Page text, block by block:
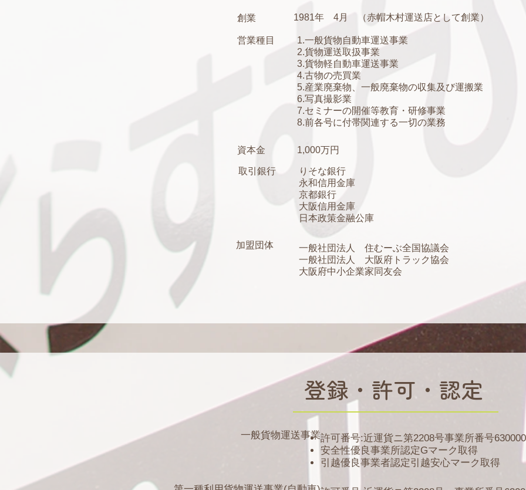
創業
営業種目
資本金
取引銀行
1981年 4月 （赤帽木村運送店として創業）
1.一般貨物自動車運送事業
2.貨物運送取扱事業
3.貨物軽自動車運送事業
4.古物の売買業
5.産業廃棄物、一般廃棄物の収集及び運搬業
6.写真撮影業
7.セミナーの開催等教育・研修事業
8.前各号に付帯関連する一切の業務
1,000万円
りそな銀行
永和信用金庫
京都銀行
大阪信用金庫
日本政策金融公庫
加盟団体
一般社団法人 住むーぶ全国協議会
一般社団法人 大阪府トラック協会
大阪府中小企業家同友会
登録・許可・認定
一般貨物運送事業許可番号:近運貨ニ第2208号事業所番号
安全性優良事業所認定Gマーク取得
引越優良事業者認定引越安心マーク取得